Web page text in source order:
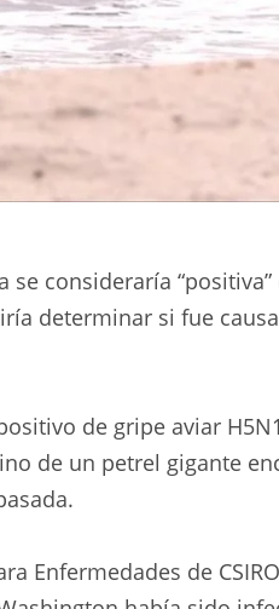
consideraría
determinar si fue
de gripe aviar
de un petrel gigante
Enfermedades de